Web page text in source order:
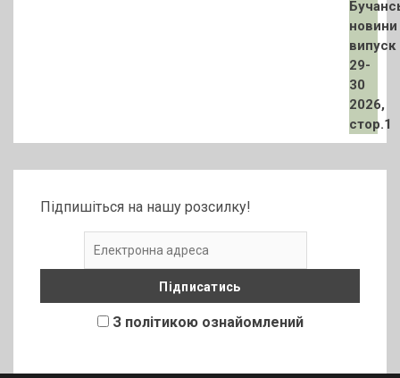
Підпишіться на нашу розсилку!
З політикою ознайомлений